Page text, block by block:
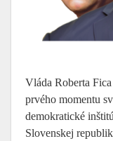
Vláda Roberta
prvého momentu
demokratické
Slovenskej